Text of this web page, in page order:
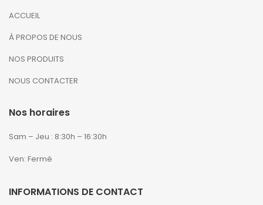
ACCUEIL
À PROPOS DE NOUS
NOS PRODUITS
NOUS CONTACTER
Nos horaires
Sam – Jeu : 8:30h – 16:30h
Ven: Fermé
INFORMATIONS DE CONTACT